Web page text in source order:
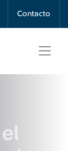
Contacto